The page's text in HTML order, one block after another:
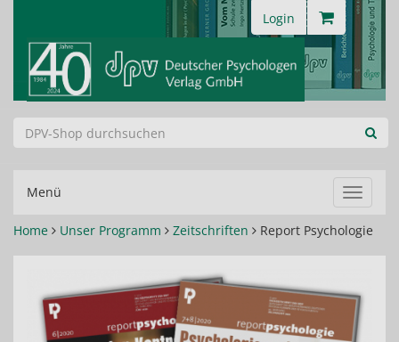
Login
Menü
ein-/
Home
Unser Programm Zeitschriften Report Psychologie